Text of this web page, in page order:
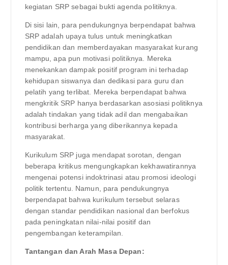
kegiatan SRP sebagai bukti agenda politiknya.
Di sisi lain, para pendukungnya berpendapat bahwa
SRP adalah upaya tulus untuk meningkatkan
pendidikan dan memberdayakan masyarakat kurang
mampu, apa pun motivasi politiknya. Mereka
menekankan dampak positif program ini terhadap
kehidupan siswanya dan dedikasi para guru dan
pelatih yang terlibat. Mereka berpendapat bahwa
mengkritik SRP hanya berdasarkan asosiasi politiknya
adalah tindakan yang tidak adil dan mengabaikan
kontribusi berharga yang diberikannya kepada
masyarakat.
Kurikulum SRP juga mendapat sorotan, dengan
beberapa kritikus mengungkapkan kekhawatirannya
mengenai potensi indoktrinasi atau promosi ideologi
politik tertentu. Namun, para pendukungnya
berpendapat bahwa kurikulum tersebut selaras
dengan standar pendidikan nasional dan berfokus
pada peningkatan nilai-nilai positif dan
pengembangan keterampilan.
Tantangan dan Arah Masa Depan: